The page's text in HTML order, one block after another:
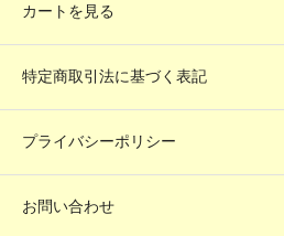
カートを見る
特定商取引法に基づく表記
プライバシーポリシー
お問い合わせ